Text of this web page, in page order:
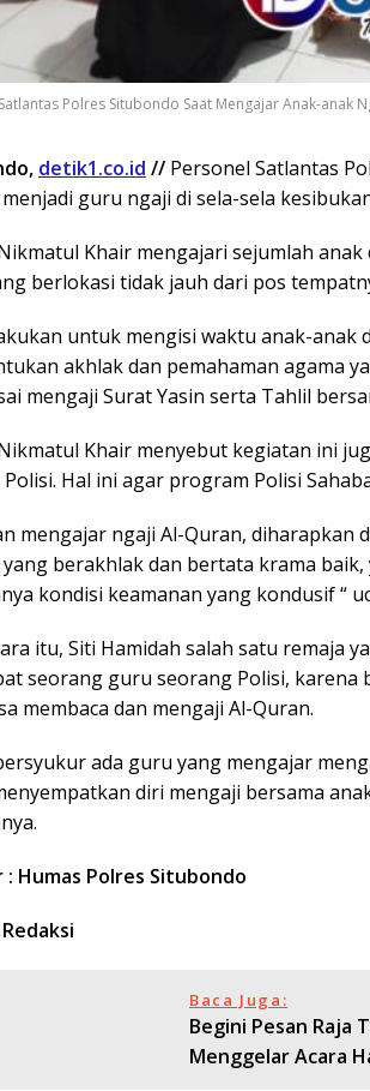
Polres Situbondo Saat Mengajar Anak-anak
detik1.co.id // Personel Satlantas
guru ngaji di sela-sela
Khair mengajari sejumlah
berlokasi tidak jauh dari pos
untuk mengisi waktu anak-
akhlak dan pemahaman agama
mengaji Surat Yasin serta Tahlil
Khair menyebut kegiatan ini
Hal ini agar program Polisi
mengajar ngaji Al-Quran, diharapkan
yang berakhlak dan bertata krama
kondisi keamanan yang kondusif “
itu, Siti Hamidah salah satu remaja
seorang guru seorang Polisi,
membaca dan mengaji Al-Quran.
ada guru yang mengajar
diri mengaji bersama
: Humas Polres Situbondo
Baca Juga:
Begini Pesan Raja
Menggelar Acara